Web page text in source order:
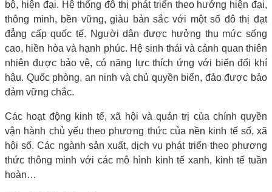
bộ, hiện đại. Hệ thống đô thị phát triển theo hướng hiện đại,
thông minh, bền vững, giàu bản sắc với một số đô thị đạt
đẳng cấp quốc tế. Người dân được hưởng thụ mức sống
cao, hiền hòa và hạnh phúc. Hệ sinh thái và cảnh quan thiên
nhiên được bảo vệ, có năng lực thích ứng với biến đổi khí
hậu. Quốc phòng, an ninh và chủ quyền biển, đảo được bảo
đảm vững chắc.
Các hoạt động kinh tế, xã hội và quản trị của chính quyền
vận hành chủ yếu theo phương thức của nền kinh tế số, xã
hội số. Các ngành sản xuất, dịch vụ phát triển theo phương
thức thông minh với các mô hình kinh tế xanh, kinh tế tuần
hoàn…